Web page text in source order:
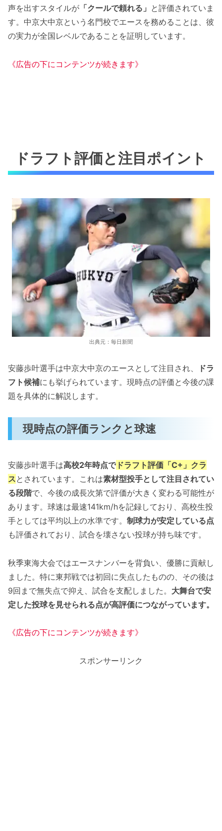
声を出すスタイルが 「クールで頼れる」 と評価されていま
す。中京大中京という名門校でエースを務めることは、彼
の実力が全国レベルであることを証明しています。
《広告の下にコンテンツが続きます》
ドラフト評価と注目ポイント
出典元：毎日新聞
安藤歩叶選手は中京大中京のエースとして注目され、
ドラ
フト候補にも挙げられています。現時点の評価と今後の課
題を具体的に解説します。
現時点の評価ランクと球速
安藤歩叶選手は高校2年時点で ドラフト評価「C+」クラ
スとされています。これは素材型投手として注目されてい
る段階で、今後の成長次第で評価が大きく変わる可能性が
あります。球速は最速141km/hを記録しており、高校生投
手としては平均以上の水準です。 制球力が安定している点
も評価されており、試合を壊さない投球が持ち味です。
秋季東海大会ではエースナンバーを背負い、優勝に貢献し
ました。特に東邦戦では初回に失点したものの、その後は
9回まで無失点で抑え、試合を支配しました。 大舞台で安
定した投球を見せられる点が高評価につながっています。
《広告の下にコンテンツが続きます》
スポンサーリンク